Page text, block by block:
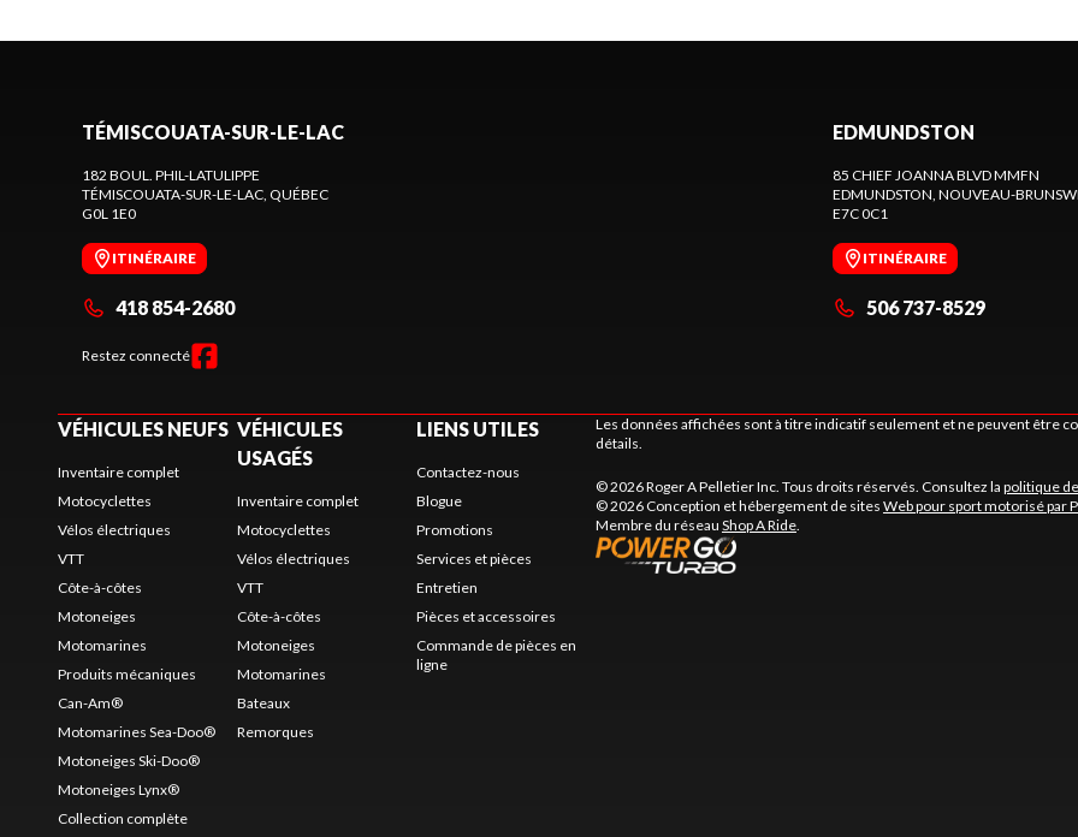
TÉMISCOUATA-SUR-LE-LAC
182 BOUL. PHIL-LATULIPPE
TÉMISCOUATA-SUR-LE-LAC, QUÉBEC
G0L 1E0
ITINÉRAIRE
418 854-2680
Restez connecté
EDMUNDSTON
85 CHIEF JOANNA BLVD MMFN
EDMUNDSTON, NOUVEAU-
E7C 0C1
ITINÉRAIRE
506 737-8529
VÉHICULES NEUFS
Inventaire complet
Motocyclettes
Vélos électriques
VTT
Côte-à-côtes
Motoneiges
Motomarines
Produits mécaniques
Can-Am®
Motomarines Sea-Doo®
Motoneiges Ski-Doo®
Motoneiges Lynx®
Collection complète
VÉHICULES
USAGÉS
Inventaire complet
Motocyclettes
Vélos électriques
VTT
Côte-à-côtes
Motoneiges
Motomarines
Bateaux
Remorques
LIENS UTILES
Contactez-nous
Blogue
Promotions
Services et pièces
Entretien
Pièces et accessoires
Commande de pièces en
ligne
Les données affichées sont à titre indicatif seulement et ne peuvent être
détails.
© 2026 Roger A Pelletier Inc. Tous droits réservés. Consultez la politique
© 2026 Conception et hébergement de sites Web pour sport motorisé par
Membre du réseau Shop A Ride.